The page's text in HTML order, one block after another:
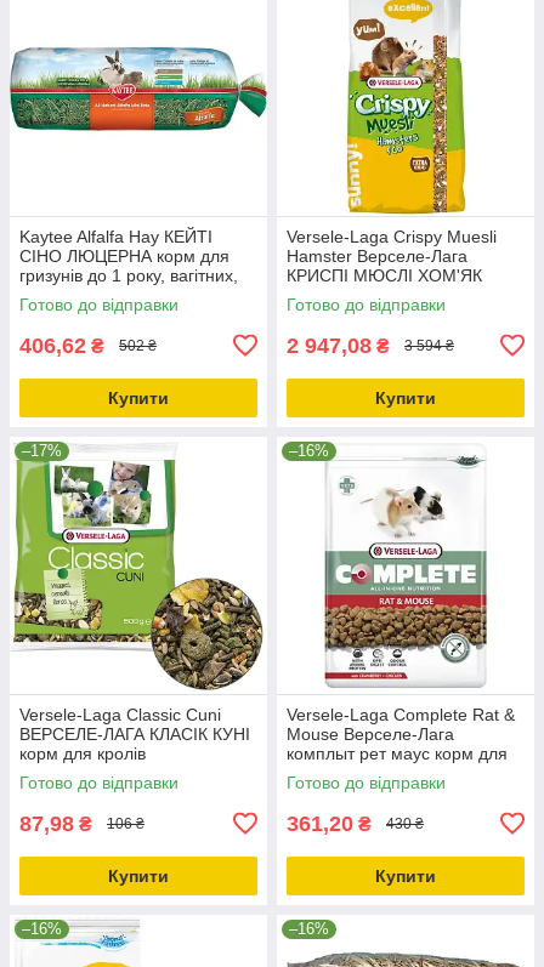
Kaytee Alfalfa Hay КЕЙТІ
СІНО ЛЮЦЕРНА корм для
гризунів до 1 року, вагітних,
годуючих
Готово до відправки
406,62 ₴ 502 ₴
Купити
Versele-Laga Crispy Muesli
Hamster Верселе-Лага
КРИСПІ МЮСЛІ ХОМ'ЯК
корм для хом'яків щурів
мишей піщанок 20кг
Готово до відправки
2 947,08 ₴ 3 594 ₴
Купити
–17%
Versele-Laga Classic Cuni
ВЕРСЕЛЕ-ЛАГА КЛАСІК КУНІ
корм для кролів
Готово до відправки
87,98 ₴ 106 ₴
Купити
–16%
Versele-Laga Complete Rat &
Mouse Верселе-Лага
комплыт рет маус корм для
щурів, мишей 500 гр
(612989)
Готово до відправки
361,20 ₴ 430 ₴
Купити
–16% –16%